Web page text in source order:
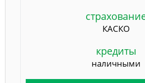
КАСКО
кредиты
наличными